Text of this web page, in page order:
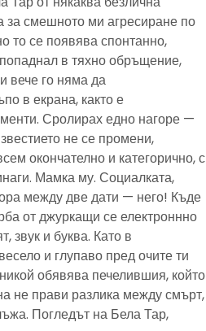
за смешното ми агресиране по
то се появява спонтанно,
в тяхно обръщение,
вече го няма да
в екрана, както е
Сролирах едно нагоре —
не се промени,
окончателно и категорично, с
Мамка му. Социалката,
между две дати — него! Къде
от джуркащи се електроннно
звук и буква. Като в
и глупаво пред очите ти
обявява печелившия, който
не прави разлика между смърт,
Погледът на Бела Тар,